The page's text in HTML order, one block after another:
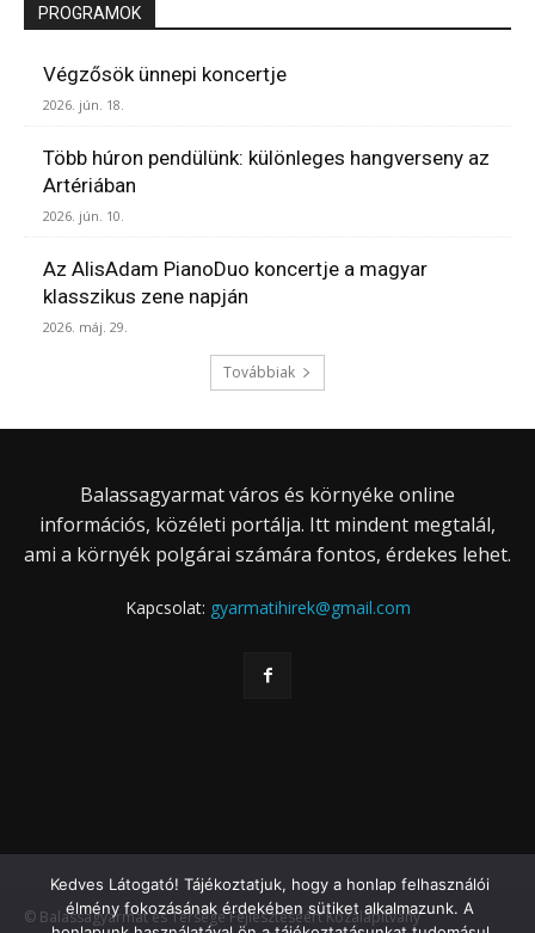
PROGRAMOK
Végzősök ünnepi koncertje
2026. jún. 18.
Több húron pendülünk: különleges hangverseny az
Artériában
2026. jún. 10.
Az AlisAdam PianoDuo koncertje a magyar
klasszikus zene napján
2026. máj. 29.
Továbbiak
Balassagyarmat város és környéke online
információs, közéleti portálja. Itt mindent megtalál,
ami a környék polgárai számára fontos, érdekes lehet.
Kapcsolat: gyarmatihirek@gmail.com
© Balassagyarmat és Térsége Fejlesztéséért Közalapítvány
Kedves Látogató! Tájékoztatjuk, hogy a honlap felhasználói
élmény fokozásának érdekében sütiket alkalmazunk. A